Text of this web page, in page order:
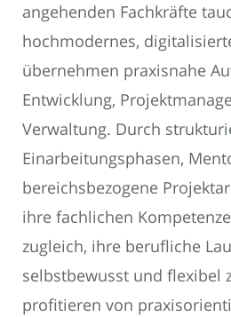
angehenden Fachkräfte
hochmodernes,
übernehmen praxisnahe
Entwicklung,
Verwaltung. Durch
Einarbeitungsphasen,
bereichsbezogene
ihre fachlichen
zugleich, ihre berufliche
selbstbewusst und flexibel
profitieren von